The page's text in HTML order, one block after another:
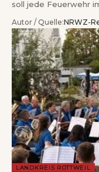
soll jede Feuerwehr
Autor / Quelle:NRWZ-
LANDKREIS ROTTWEIL